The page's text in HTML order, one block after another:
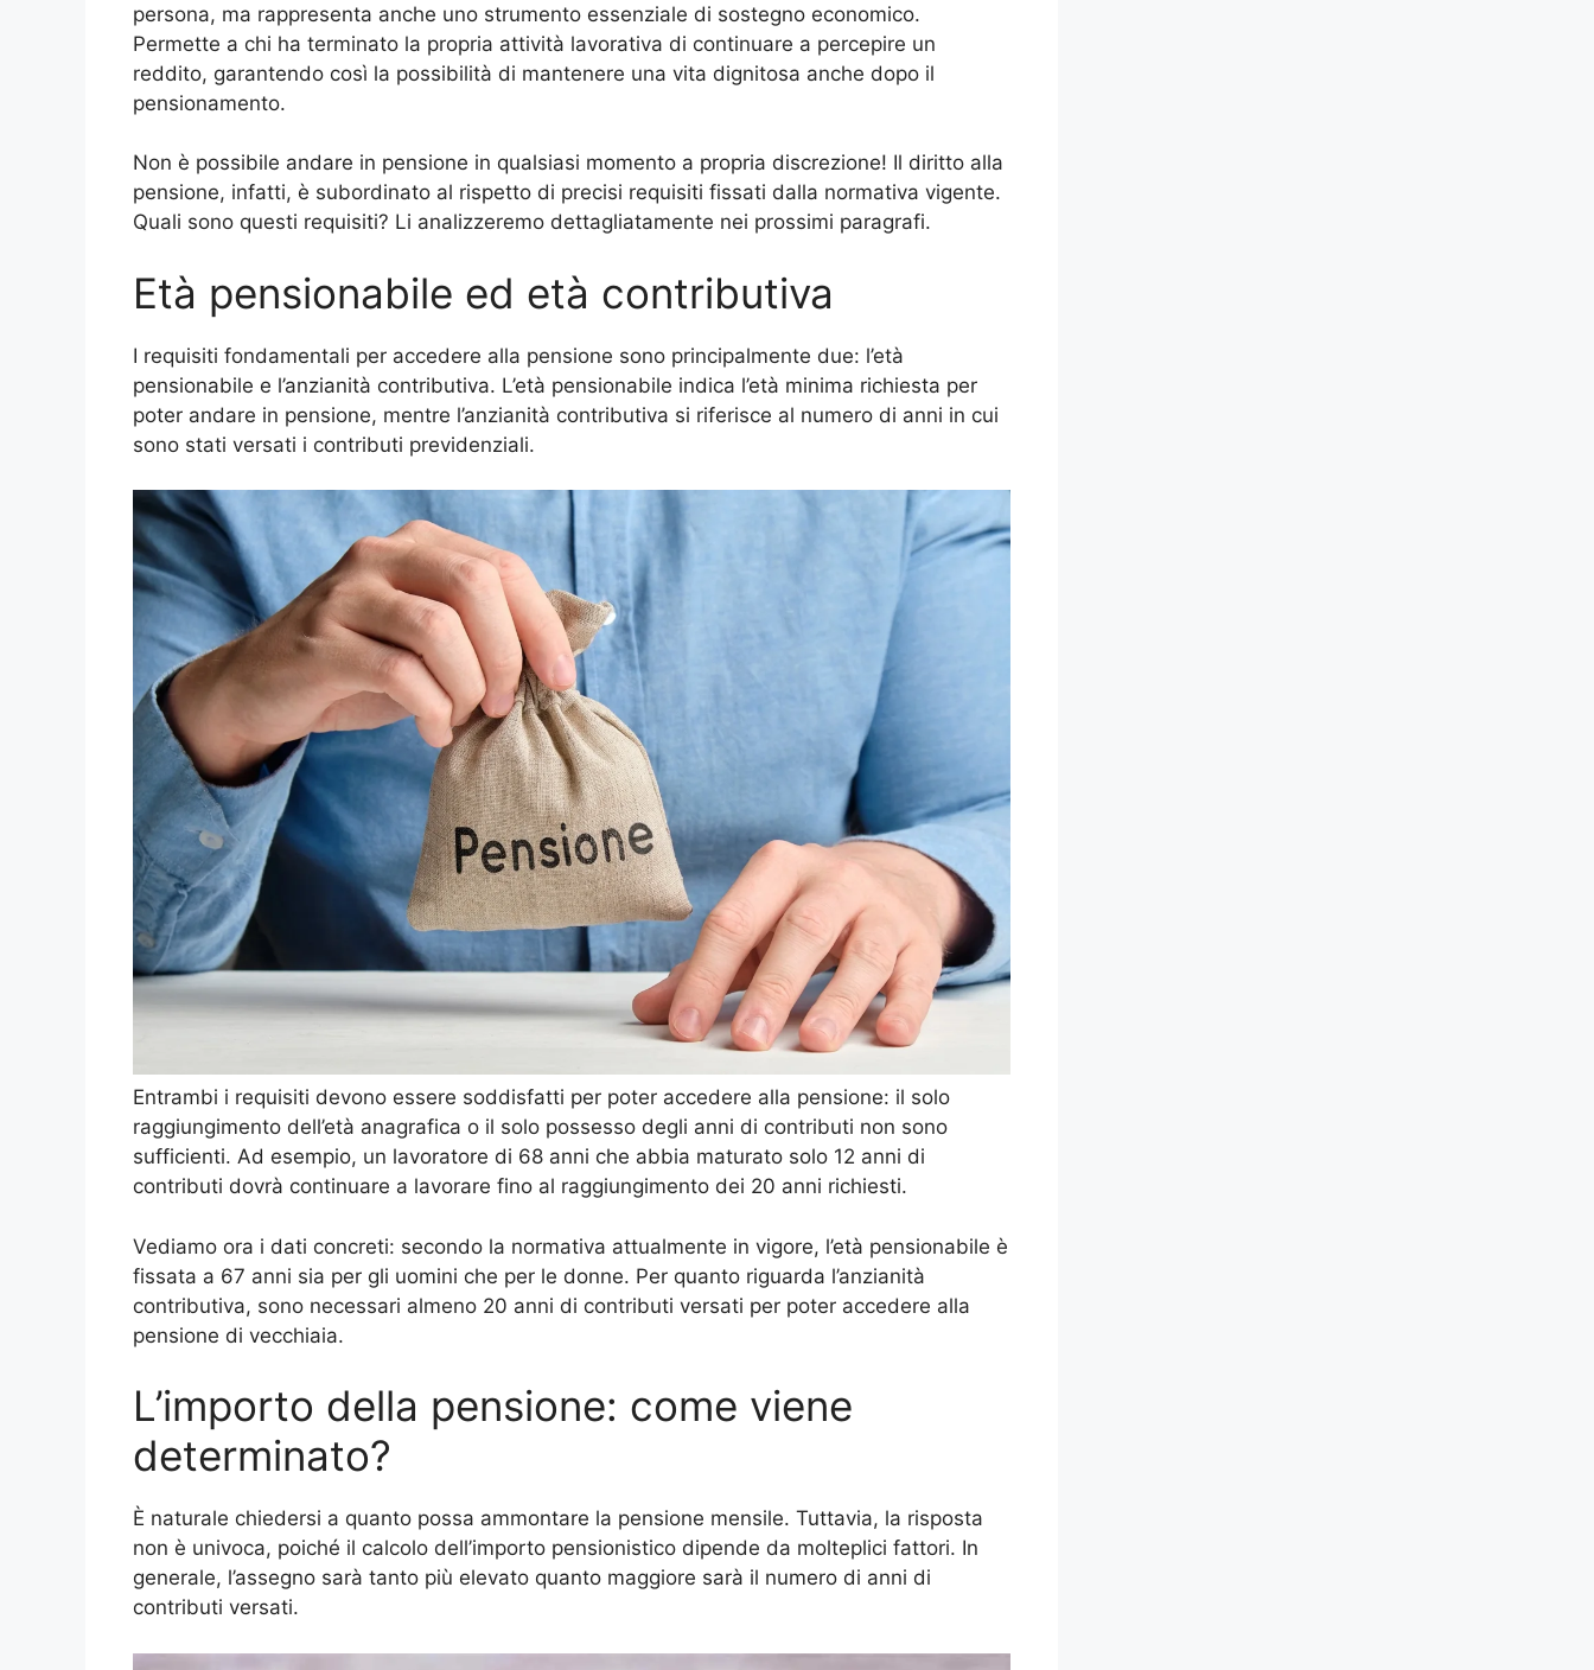
persona, ma rappresenta anche uno strumento essenziale di sostegno economico.
Permette a chi ha terminato la propria attività lavorativa di continuare a percepire un
reddito, garantendo così la possibilità di mantenere una vita dignitosa anche dopo il
pensionamento.
Non è possibile andare in pensione in qualsiasi momento a propria discrezione! Il diritto alla
pensione, infatti, è subordinato al rispetto di precisi requisiti fissati dalla normativa vigente.
Quali sono questi requisiti? Li analizzeremo dettagliatamente nei prossimi paragrafi.
Età pensionabile ed età contributiva
I requisiti fondamentali per accedere alla pensione sono principalmente due: l’età
pensionabile e l’anzianità contributiva. L’età pensionabile indica l’età minima richiesta per
poter andare in pensione, mentre l’anzianità contributiva si riferisce al numero di anni in cui
sono stati versati i contributi previdenziali.
Entrambi i requisiti devono essere soddisfatti per poter accedere alla pensione: il solo
raggiungimento dell’età anagrafica o il solo possesso degli anni di contributi non sono
sufficienti. Ad esempio, un lavoratore di 68 anni che abbia maturato solo 12 anni di
contributi dovrà continuare a lavorare fino al raggiungimento dei 20 anni richiesti.
Vediamo ora i dati concreti: secondo la normativa attualmente in vigore, l’età pensionabile è
fissata a 67 anni sia per gli uomini che per le donne. Per quanto riguarda l’anzianità
contributiva, sono necessari almeno 20 anni di contributi versati per poter accedere alla
pensione di vecchiaia.
L’importo della pensione: come viene
determinato?
È naturale chiedersi a quanto possa ammontare la pensione mensile. Tuttavia, la risposta
non è univoca, poiché il calcolo dell’importo pensionistico dipende da molteplici fattori. In
generale, l’assegno sarà tanto più elevato quanto maggiore sarà il numero di anni di
contributi versati.